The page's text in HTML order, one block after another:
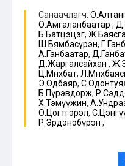
Санаачлагч:
О.Амгаланбаатар ,
Б.Батцэцэг,
Ш.Бямбасүрэн,
А.Ганбаатар,
Д.Жаргалсайхан ,
Ц.Мөнхбат,
Э.Одбаяр,
Б.Пүрэвдорж,
Х.Тэмүүжин,
О.Цогтгэрэл,
Р.Эрдэнэбүрэн ,